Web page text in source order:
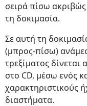
σειρά πίσω
τη δοκιμασία.
Σε αυτή τη
(μπρος-πίσω)
τρεξίματος
στο CD, μέσω ενός
χαρακτηριστικούς
διαστήματα.